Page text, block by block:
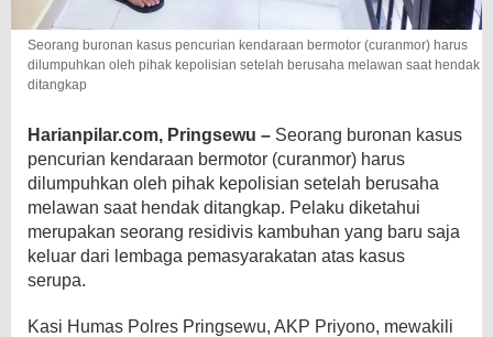
Seorang buronan kasus pencurian kendaraan bermotor (curanmor) harus
dilumpuhkan oleh pihak kepolisian setelah berusaha melawan saat hendak
ditangkap
Harianpilar.com, Pringsewu – Seorang buronan kasus
pencurian kendaraan bermotor (curanmor) harus
dilumpuhkan oleh pihak kepolisian setelah berusaha
melawan saat hendak ditangkap. Pelaku diketahui
merupakan seorang residivis kambuhan yang baru saja
keluar dari lembaga pemasyarakatan atas kasus
serupa.
Kasi Humas Polres Pringsewu, AKP Priyono, mewakili